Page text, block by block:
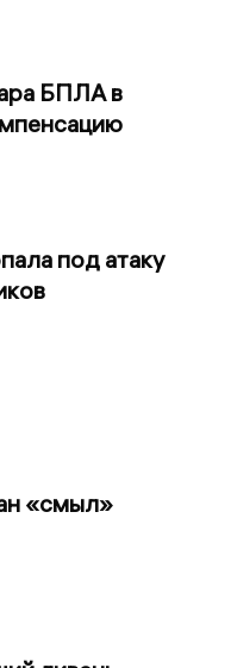
БПЛА в
под атаку
«смыл»